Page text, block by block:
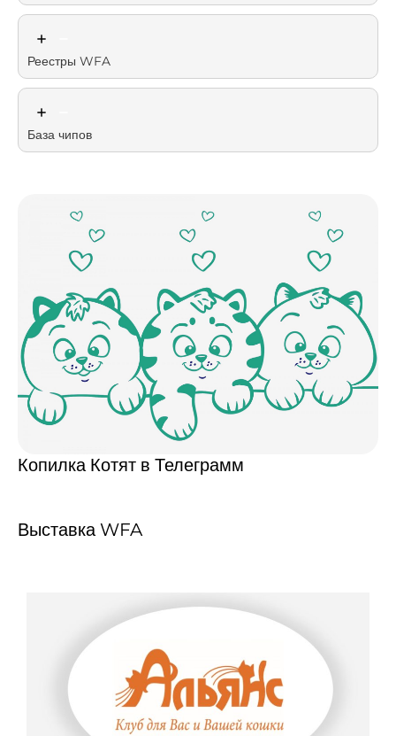
Реестры WFA
База чипов
Копилка Котят в Телеграмм
Выставка WFA